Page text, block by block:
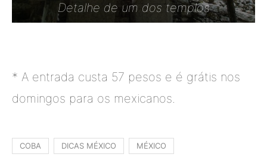
Detalhe de um dos templos
* A entrada custa 57 pesos e é grátis nos
domingos para os mexicanos.
COBA DICAS MÉXICO MÉXICO